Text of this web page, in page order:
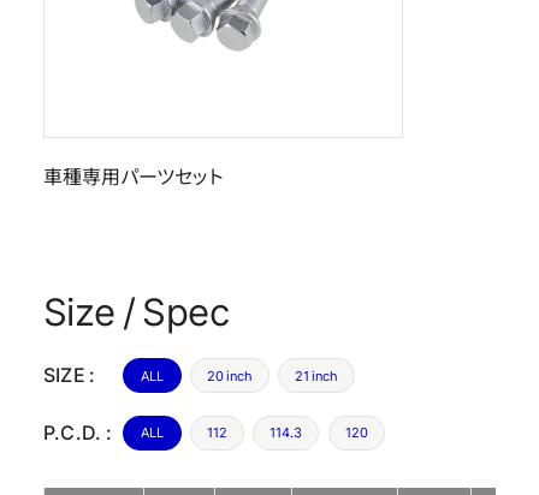
車種専用パーツセット
Size / Spec
SIZE : ALL 20 inch 21 inch
P.C.D. : ALL 112 114.3 120